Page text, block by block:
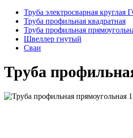
Труба электросварная круглая
Труба профильная квадратная
Труба профильная
Швеллер гнутый
Сваи
Труба